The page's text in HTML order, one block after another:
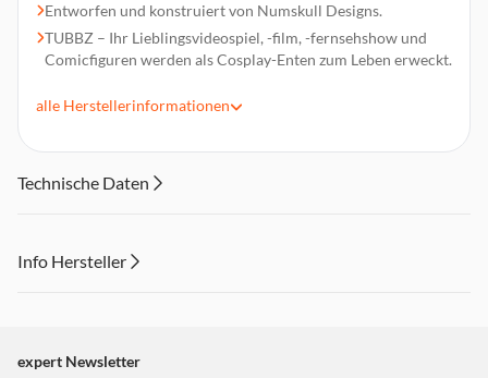
Entworfen und konstruiert von Numskull Designs.
TUBBZ – Ihr Lieblingsvideospiel, -film, -fernsehshow und
Comicfiguren werden als Cosplay-Enten zum Leben erweckt.
Premium-Sammlerstücke – sehr detaillierte Funktionen und
alle Herstellerinformationen
Technische Daten
Info Hersteller
"Marketing".
expert Newsletter